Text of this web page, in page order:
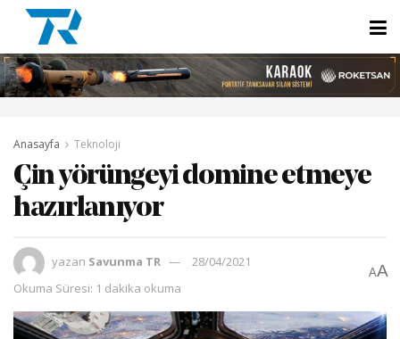
Anasayfa Teknoloji
Çin yörüngeyi domine etmeye
hazırlanıyor
yazan Savunma TR
28/04/2021
Okuma Süresi: 1 dakika okuma
AA